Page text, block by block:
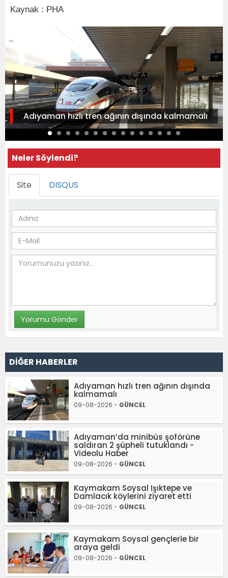
Kaynak : PHA
Adıyaman hızlı tren ağının dışında kalmamalı
Neler Söylendi?
Site DISQUS
DİĞER HABERLER
Adıyaman hızlı tren ağının dışında
kalmamalı
09-08-2026 - GÜNCEL
Adıyaman’da minibüs şoförüne
saldıran 2 şüpheli tutuklandı -
Videolu Haber
09-08-2026 - GÜNCEL
Kaymakam Soysal Işıktepe ve
Damlacık köylerini ziyaret etti
09-08-2026 - GÜNCEL
Kaymakam Soysal gençlerle bir
araya geldi
09-08-2026 - GÜNCEL